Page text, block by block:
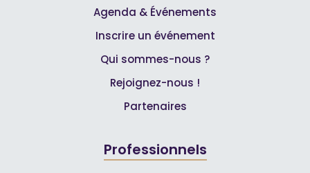
Agenda & Événements
Inscrire un événement
Qui sommes-nous ?
Rejoignez-nous !
Partenaires
Professionnels